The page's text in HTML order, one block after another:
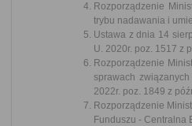
Rozporządzenie
trybu nadawania i
Ustawa z dnia 14
U. 2020r. poz. 1517 z
Rozporządzenie
sprawach
2022r. poz. 1849 z
Rozporządzenie
Funduszu - Centralna